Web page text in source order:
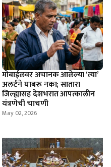
मोबाईलवर अचानक आलेल्या ‘त्या’
अलर्टने घाबरू नका; सातारा
जिल्ह्यासह देशभरात आपत्कालीन
यंत्रणेची चाचणी
May 02, 2026